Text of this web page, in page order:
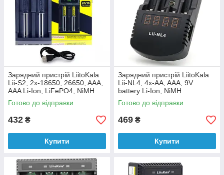
Зарядний пристрій LiitoKala
Lii-S2, 2x-18650, 26650, AAA,
AAA Li-Ion, LiFePO4, NiMH
Готово до відправки
432 ₴
Купити
Зарядний пристрій LiitoKala
Lii-NL4, 4x-AA, AAA, 9V
battery Li-Ion, NiMH
Готово до відправки
469 ₴
Купити